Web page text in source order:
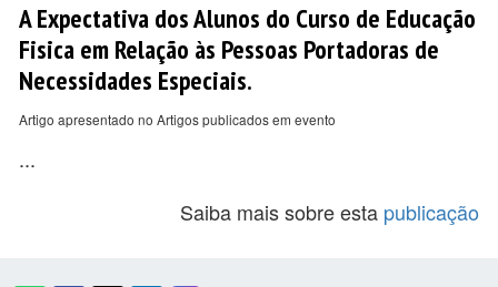
A Expectativa dos Alunos do Curso de Educação
Fisica em Relação às Pessoas Portadoras de
Necessidades Especiais.
Artigo apresentado no Artigos publicados em evento
...
Saiba mais sobre esta publicação